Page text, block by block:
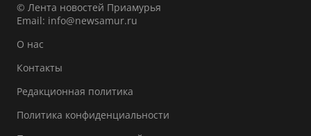
© Лента новостей Приамурья
Email: info@newsamur.ru
О нас
Контакты
Редакционная политика
Политика конфиденциальности